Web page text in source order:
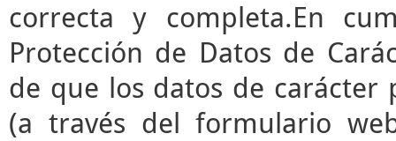
correcta y completa.En
Protección de Datos de
de que los datos de carácter
(a través del formulario